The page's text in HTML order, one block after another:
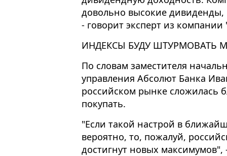
довольно высокие дивиденды,
- говорит эксперт из компании
ИНДЕКСЫ БУДУ ШТУРМОВАТЬ
По словам заместителя
управления Абсолют Банка
российском рынке сложилась
покупать.
"Если такой настрой в
вероятно, то, пожалуй,
достигнут новых максимумов",